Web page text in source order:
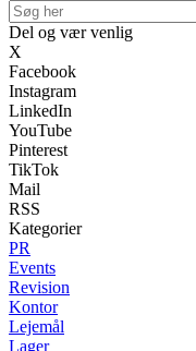
Del og vær venlig
X
Facebook
Instagram
LinkedIn
YouTube
Pinterest
TikTok
Mail
RSS
Kategorier
PR
Events
Revision
Kontor
Lejemål
Lager